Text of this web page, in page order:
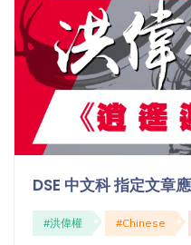
主
題
程
的
課
程
我
DSE 中文科 指定文章
#洪偉權 #Chinese